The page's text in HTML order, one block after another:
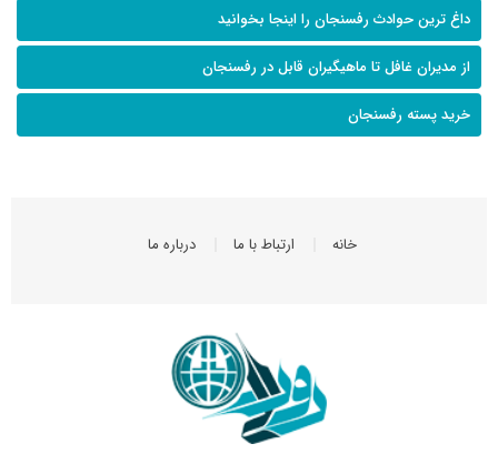
داغ ترین حوادث رفسنجان را اینجا بخوانید
از مدیران غافل تا ماهیگیران قابل در رفسنجان
خرید پسته رفسنجان
خانه ارتباط با ما درباره ما